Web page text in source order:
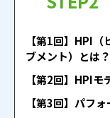
【第1回】HPI
ブメント）とは
【第2回】HPI
【第3回】パフ